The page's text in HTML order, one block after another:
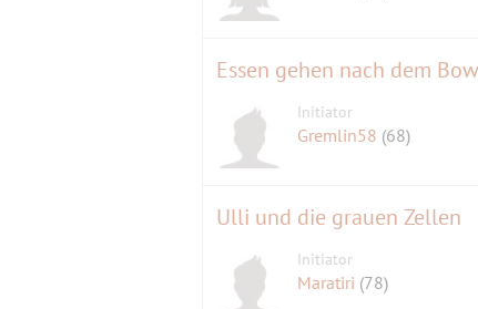
Essen gehen nach dem
Initiator
Gremlin58 (68)
Ulli und die grauen Zellen
Initiator
Maratiri (78)